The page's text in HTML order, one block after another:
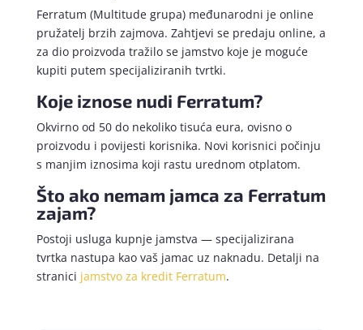
Ferratum (Multitude grupa) međunarodni je online
pružatelj brzih zajmova. Zahtjevi se predaju online, a
za dio proizvoda tražilo se jamstvo koje je moguće
kupiti putem specijaliziranih tvrtki.
Koje iznose nudi Ferratum?
Okvirno od 50 do nekoliko tisuća eura, ovisno o
proizvodu i povijesti korisnika. Novi korisnici počinju
s manjim iznosima koji rastu urednom otplatom.
Što ako nemam jamca za Ferratum
zajam?
Postoji usluga kupnje jamstva — specijalizirana
tvrtka nastupa kao vaš jamac uz naknadu. Detalji na
stranici jamstvo za kredit Ferratum.